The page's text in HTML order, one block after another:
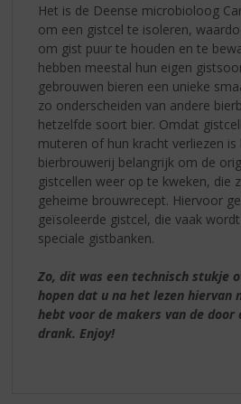
Het is de Deense microbioloog
om een gistcel te isoleren,
om gist puur te houden en te
hebben meestal hun eigen
gebrouwen bieren een unieke
zo onderscheiden van andere
hetzelfde soort bier. Omdat
muteren of hun kracht verliezen
bierbrouwerij belangrijk om de
gistcellen weer op te kweken, die
geheime brouwrecept. Hiervoor
geïsoleerde gistcel, die vaak
speciale gistbanken.
Zo, dit was een technisch stukje
hopen dat u na het lezen hiervan
hebt voor de makers van de door
drank. Enjoy!